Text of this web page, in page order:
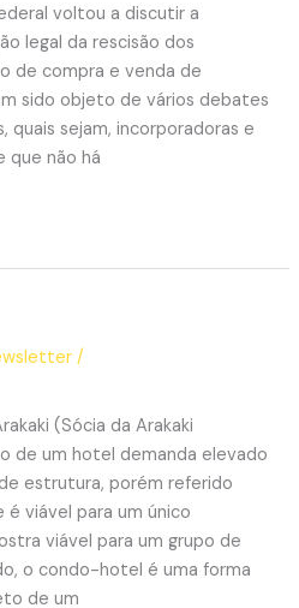
voltou a discutir a
legal da rescisão dos
de compra e venda de
sido objeto de vários debates
sejam, incorporadoras e
que não há
/
(Sócia da Arakaki
de um hotel demanda elevado
estrutura, porém referido
viável para um único
viável para um grupo de
o condo-hotel é uma forma
de um